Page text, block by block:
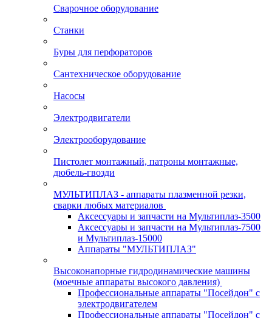
Сварочное оборудование
Станки
Буры для перфораторов
Сантехническое оборудование
Насосы
Электродвигатели
Электрооборудование
Пистолет монтажный, патроны монтажные,
дюбель-гвозди
МУЛЬТИПЛАЗ - аппараты плазменной резки,
сварки любых материалов
Аксессуары и запчасти на Мультиплаз-3500
Аксессуары и запчасти на Мультиплаз-7500
и Мультиплаз-15000
Аппараты "МУЛЬТИПЛАЗ"
Высоконапорные гидродинамические машины
(моечные аппараты высокого давления)
Профессиональные аппараты "Посейдон" с
электродвигателем
Профессиональные аппараты "Посейдон" с